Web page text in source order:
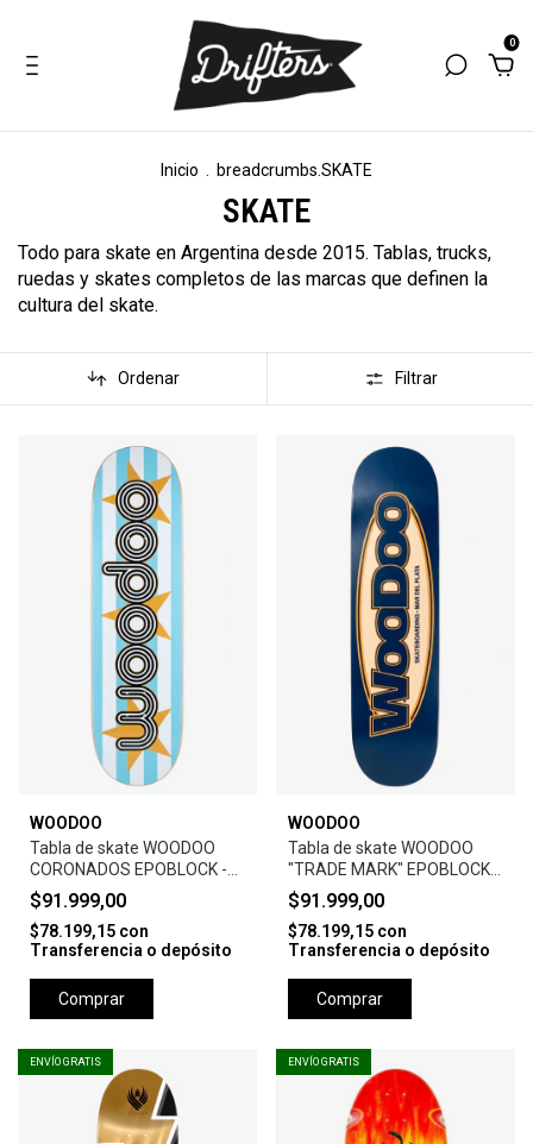
0
Inicio breadcrumbs.SKATE
SKATE
Todo para skate en Argentina desde 2015. Tablas, trucks,
ruedas y skates completos de las marcas que definen la
cultura del skate.
Ordenar Filtrar
WOODOO
Tabla de skate WOODOO
CORONADOS EPOBLOCK -
W2
$91.999,00
$78.199,15 con
Transferencia o depósito
Comprar
WOODOO
Tabla de skate WOODOO
"TRADE MARK" EPOBLOCK-
W2- BLUE
$91.999,00
$78.199,15 con
Transferencia o depósito
Comprar
ENVÍO GRATIS ENVÍO GRATIS